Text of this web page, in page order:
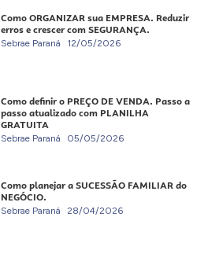
Como ORGANIZAR sua EMPRESA. Reduzir
erros e crescer com SEGURANÇA.
Sebrae Paraná 12/05/2026
Como definir o PREÇO DE VENDA. Passo a
passo atualizado com PLANILHA
GRATUITA
Sebrae Paraná 05/05/2026
Como planejar a SUCESSÃO FAMILIAR do
NEGÓCIO.
Sebrae Paraná 28/04/2026